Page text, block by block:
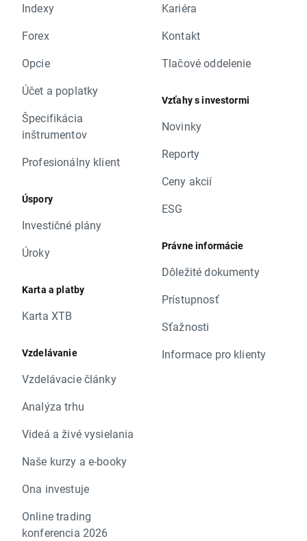
Indexy
Forex
Opcie
Účet a poplatky
Špecifikácia
inštrumentov
Profesionálny klient
Úspory
Investičné plány
Úroky
Karta a platby
Karta XTB
Vzdelávanie
Vzdelávacie články
Analýza trhu
Videá a živé vysielania
Naše kurzy a e-booky
Ona investuje
Online trading
konferencia 2026
Kariéra
Kontakt
Tlačové oddelenie
Vzťahy s investormi
Novinky
Reporty
Ceny akcií
ESG
Právne informácie
Dôležité dokumenty
Prístupnosť
Sťažnosti
Informace pro klienty